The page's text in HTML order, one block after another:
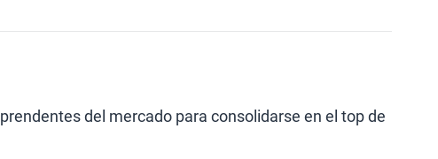
del mercado para consolidarse en el top de